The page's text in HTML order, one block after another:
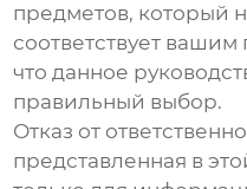
предметов, который
соответствует
что данное
правильный выбор.
Отказ от
представленная в